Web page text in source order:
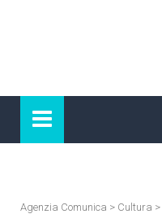
Agenzia Comunica > Cultura >